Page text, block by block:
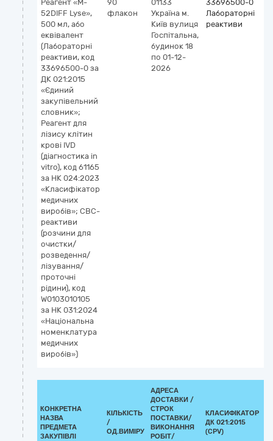
Реагент «M-
52DIFF Lyse»,
500 мл, або
еквівалент
(Лабораторні
реактиви, код
33696500-0 за
ДК 021:2015
«Єдиний
закупівельний
словник»;
Реагент для
лізису клітин
крові IVD
(діагностика in
vitro), код 61165
за НК 024:2023
«Класифікатор
медичних
виробів»; CBC-
реактиви
(розчини для
очистки/
розведення/
лізування/
проточні
рідини), код
W0103010105
за НК 031:2024
«Національна
номенклатура
медичних
виробів»)
90
флакон
01133
Україна м.
Київ вулиця
Госпітальна,
будинок 18
по 01-12-
2026
33696500-0
Лабораторні
реактиви
КОНКРЕТНА
НАЗВА
ПРЕДМЕТА
ЗАКУПІВЛІ
КІЛЬКІСТЬ
/
ОД.ВИМІРУ
АДРЕСА
ДОСТАВКИ /
СТРОК
ПОСТАВКИ/
ВИКОНАННЯ
РОБІТ/
КЛАСИФІКАТОР
ДК 021:2015
(CPV)